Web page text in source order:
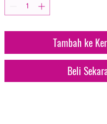
Tambah ke
Beli